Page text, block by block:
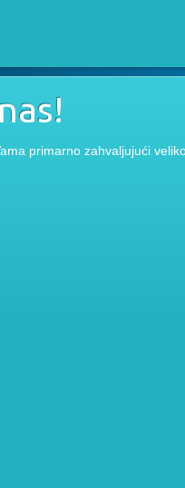
primarno zahvaljujući